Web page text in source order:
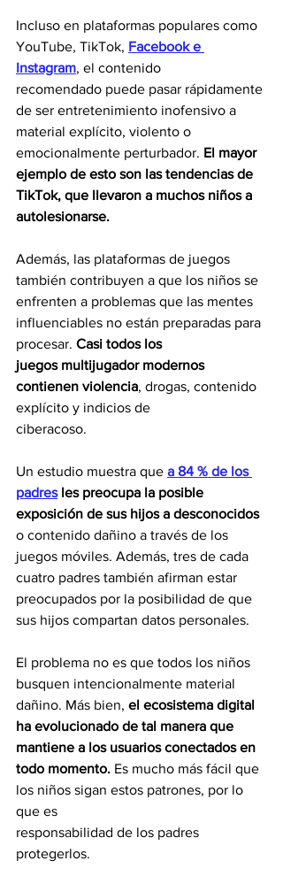
Incluso en plataformas populares como
YouTube, TikTok, Facebook e
Instagram, el contenido
recomendado puede pasar rápidamente
de ser entretenimiento inofensivo a
material explícito, violento o
emocionalmente perturbador. El mayor
ejemplo de esto son las tendencias de
TikTok, que llevaron a muchos niños a
autolesionarse.
Además, las plataformas de juegos
también contribuyen a que los niños se
enfrenten a problemas que las mentes
influenciables no están preparadas para
procesar. Casi todos los
juegos multijugador modernos
contienen violencia, drogas, contenido
explícito y indicios de
ciberacoso.
Un estudio muestra que a 84 % de los
padres les preocupa la posible
exposición de sus hijos a desconocidos
o contenido dañino a través de los
juegos móviles. Además, tres de cada
cuatro padres también afirman estar
preocupados por la posibilidad de que
sus hijos compartan datos personales.
El problema no es que todos los niños
busquen intencionalmente material
dañino. Más bien, el ecosistema digital
ha evolucionado de tal manera que
mantiene a los usuarios conectados en
todo momento. Es mucho más fácil que
los niños sigan estos patrones, por lo
que es
responsabilidad de los padres
protegerlos.